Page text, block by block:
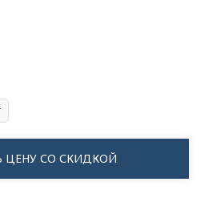
ЦЕНУ СО СКИДКОЙ